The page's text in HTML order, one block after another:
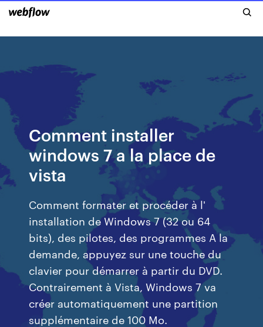
Comment installer
windows 7 a la place de
vista
Comment formater et procéder à l'
installation de Windows 7 (32 ou 64
bits), des pilotes, des programmes A la
demande, appuyez sur une touche du
clavier pour démarrer à partir du DVD.
Contrairement à Vista, Windows 7 va
créer automatiquement une partition
supplémentaire de 100 Mo.